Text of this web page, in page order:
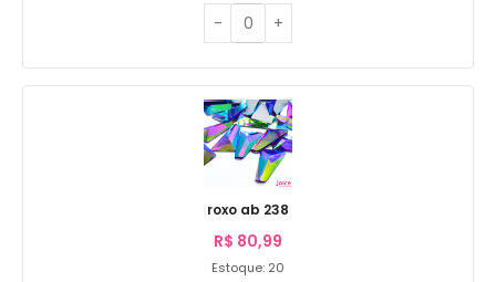
roxo ab 238
R$ 80,99
Estoque: 20